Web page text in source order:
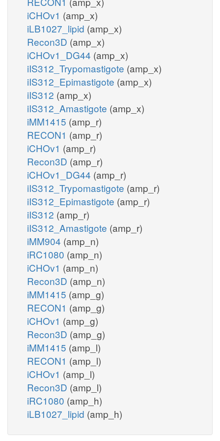
iCHOv1 (amp_x)
iLB1027_lipid (amp_x)
Recon3D (amp_x)
iCHOv1_DG44 (amp_x)
iIS312_Trypomastigote (amp_x)
iIS312_Epimastigote (amp_x)
iIS312 (amp_x)
iIS312_Amastigote (amp_x)
iMM1415 (amp_r)
RECON1 (amp_r)
iCHOv1 (amp_r)
Recon3D (amp_r)
iCHOv1_DG44 (amp_r)
iIS312_Trypomastigote (amp_r)
iIS312_Epimastigote (amp_r)
iIS312 (amp_r)
iIS312_Amastigote (amp_r)
iMM904 (amp_n)
iRC1080 (amp_n)
iCHOv1 (amp_n)
Recon3D (amp_n)
iMM1415 (amp_g)
RECON1 (amp_g)
iCHOv1 (amp_g)
Recon3D (amp_g)
iMM1415 (amp_l)
RECON1 (amp_l)
iCHOv1 (amp_l)
Recon3D (amp_l)
iRC1080 (amp_h)
iLB1027_lipid (amp_h)